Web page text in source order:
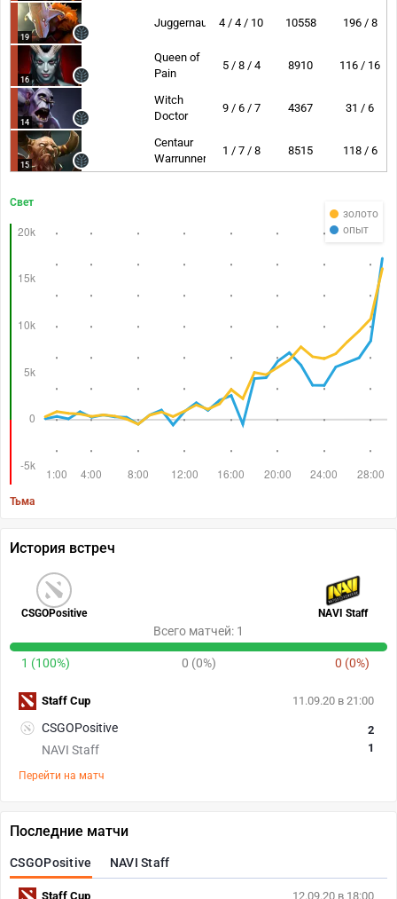
19
Juggernaut 4 / 4 / 10 10558 196 / 8
16
Queen of
Pain
5 / 8 / 4 8910 116 / 16
14
Witch
Doctor
9 / 6 / 7 4367 31 / 6
15
Centaur
Warrunner
1 / 7 / 8 8515 118 / 6
золото
опыт
Свет
Тьма
История встреч
CSGOPositive NAVI Staff
Всего матчей: 1
1 (100%) 0 (0%) 0 (0%)
11.09.20 в 21:00
CSGOPositive
NAVI Staff
2
1
Перейти на матч
Staff Cup
Последние матчи
CSGOPositive NAVI Staff
12.09.20 в 18:00
Staff Cup